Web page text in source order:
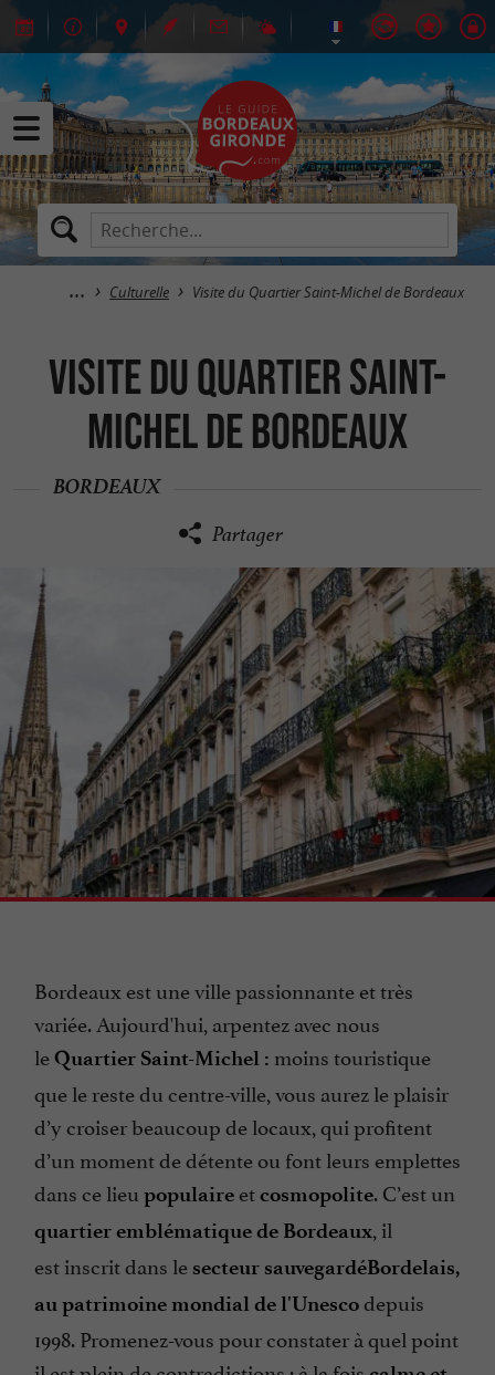
Culturelle Visite du Quartier Saint-Michel de Bordeaux
Visite du Quartier Saint-
Michel de Bordeaux
BORDEAUX
Partager
Bordeaux est une ville passionnante et très
variée. Aujourd'hui, arpentez avec nous
leQuartier Saint-Michel : moins touristique
que le reste du centre-ville, vous aurez le plaisir
d’y croiser beaucoup de locaux, qui profitent
d’un moment de détente ou font leurs emplettes
dans ce lieu populaire etcosmopolite. C’est un
quartier emblématique de Bordeaux, il
est inscrit dans le secteur sauvegardéBordelais,
au patrimoine mondial de l'Unescodepuis
1998. Promenez-vous pour constater à quel point